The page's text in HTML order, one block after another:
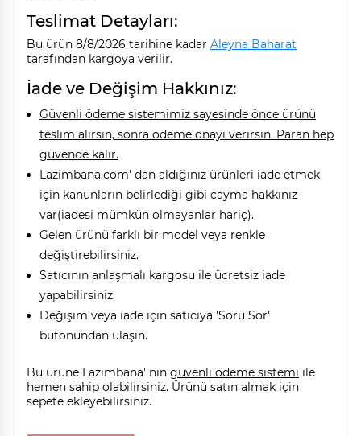
Teslimat Detayları:
Bu ürün 8/8/2026 tarihine kadar Aleyna Baharat
tarafından kargoya verilir.
İade ve Değişim Hakkınız:
Güvenli ödeme sistemimiz sayesinde önce ürünü
teslim alırsın, sonra ödeme onayı verirsin. Paran hep
güvende kalır.
Lazimbana.com' dan aldığınız ürünleri iade etmek
için kanunların belirlediği gibi cayma hakkınız
var(iadesi mümkün olmayanlar hariç).
Gelen ürünü farklı bir model veya renkle
değiştirebilirsiniz.
Satıcının anlaşmalı kargosu ile ücretsiz iade
yapabilirsiniz.
Değişim veya iade için satıcıya 'Soru Sor'
butonundan ulaşın.
Bu ürüne Lazımbana' nın güvenli ödeme sistemi ile
hemen sahip olabilirsiniz. Ürünü satın almak için
sepete ekleyebilirsiniz.